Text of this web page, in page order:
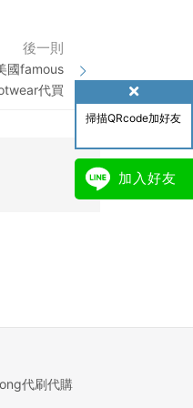
掃描QRcode加好友
加入好友
後一則
國famous
代買
代刷代購